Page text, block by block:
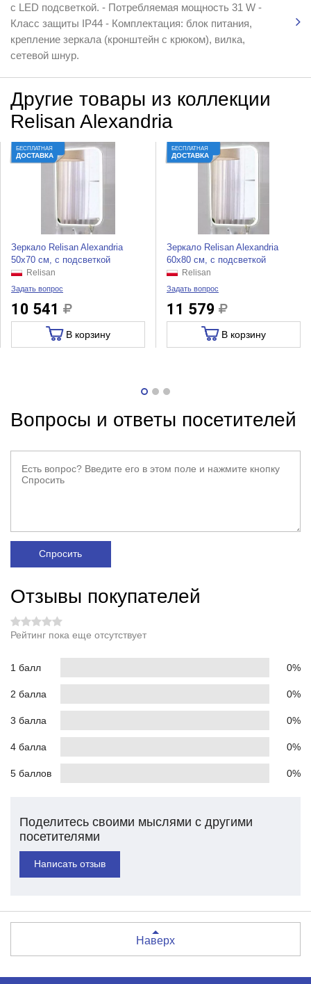
с LED подсветкой. - Потребляемая мощность 31 W -
Класс защиты IP44 - Комплектация: блок питания,
крепление зеркала (кронштейн с крюком), вилка,
сетевой шнур.
Другие товары из коллекции
Relisan Alexandria
БЕСПЛАТНАЯ
ДОСТАВКА
Зеркало Relisan Alexandria
50x70 см, с подсветкой
Relisan
Задать вопрос
10 541
В корзину
БЕСПЛАТНАЯ
ДОСТАВКА
Зеркало Relisan Alexandria
60x80 см, с подсветкой
Relisan
Задать вопрос
11 579
В корзину
Вопросы и ответы посетителей
Спросить
Отзывы покупателей
Рейтинг пока еще отсутствует
1 балл 0%
2 балла 0%
3 балла 0%
4 балла 0%
5 баллов 0%
Поделитесь своими мыслями с другими
посетителями
Написать отзыв
Наверх